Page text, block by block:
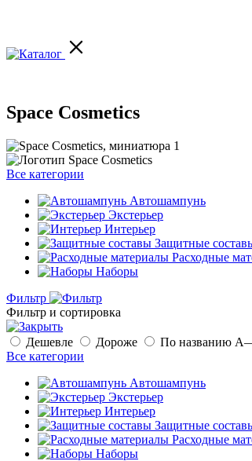
Space Cosmetics
Все категории
Автошампунь
Экстерьер
Интерьер
Защитные
Расходные
Наборы
Фильтр
Фильтр и сортировка
Дешевле Дороже По названию
Все категории
Автошампунь
Экстерьер
Интерьер
Защитные
Расходные
Наборы